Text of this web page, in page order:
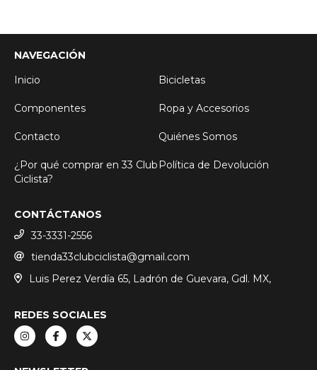
NAVEGACIÓN
Inicio
Bicicletas
Componentes Ropa y Accesorios
Contacto Quiénes Somos
¿Por qué comprar en 33 Club
Ciclista?
Política de Devolución
CONTÁCTANOS
33-3331-2556
tienda33clubciclista@gmail.com
Luis Perez Verdía 65, Ladrón de Guevara, Gdl. MX,
REDES SOCIALES